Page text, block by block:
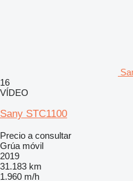
16
VÍDEO
Sany STC1100
Precio a consultar
Grúa móvil
2019
31.183 km
1.960 m/h